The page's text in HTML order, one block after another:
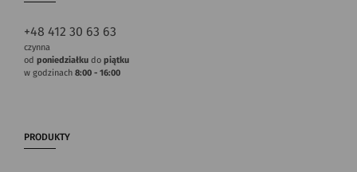
+48 412 30 63 63
czynna
od poniedziałku do piątku
w godzinach 8:00 - 16:00
PRODUKTY